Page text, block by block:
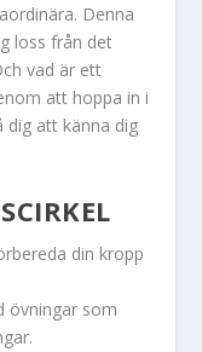
Denna
loss från det
vad är ett
att hoppa in i
dig att känna dig
din kropp
övningar som